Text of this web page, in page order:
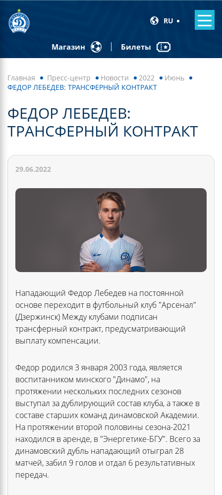
RU
Магазин Билеты
Главная Пресс-центр Новости 2022
Июнь
ФЕДОР ЛЕБЕДЕВ: ТРАНСФЕРНЫЙ КОНТРАКТ
ФЕДОР ЛЕБЕДЕВ:
ТРАНСФЕРНЫЙ КОНТРАКТ
29.06.2022
Нападающий Федор Лебедев на постоянной
основе переходит в футбольный клуб "Арсенал"
(Дзержинск) Между клубами подписан
трансферный контракт, предусматривающий
выплату компенсации.
Федор родился 3 января 2003 года, является
воспитанником минского "Динамо", на
протяжении нескольких последних сезонов
выступал за дублирующий состав клуба, а также в
составе старших команд динамовской Академии.
На протяжении второй половины сезона-2021
находился в аренде, в "Энергетике-БГУ". Всего за
динамовский дубль нападающий отыграл 28
матчей, забил 9 голов и отдал 6 результативных
передач.